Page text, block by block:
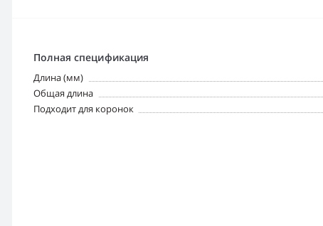
Полная спецификация
Длина (мм)
Общая длина
Подходит для коронок